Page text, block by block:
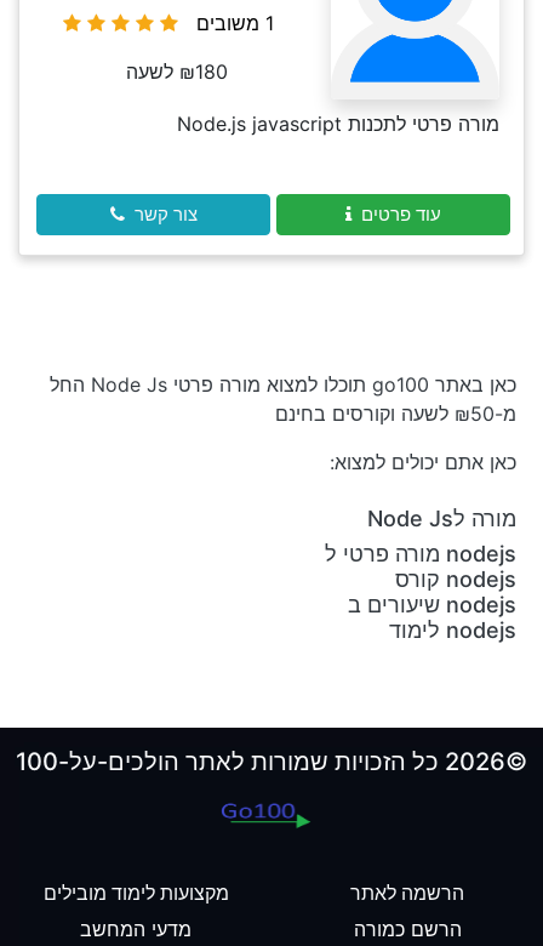
1 משובים
₪180 לשעה
מורה פרטי לתכנות Node.js javascript
עוד פרטים צור קשר
כאן באתר go100 תוכלו למצוא מורה פרטי Node Js החל
מ-₪50 לשעה וקורסים בחינם
כאן אתם יכולים למצוא:
מורה לNode Js
nodejs מורה פרטי ל
nodejs קורס
nodejs שיעורים ב
nodejs לימוד
©2026 כל הזכויות שמורות לאתר הולכים-על-100
הרשמה לאתר
הרשם כמורה
מקצועות לימוד מובילים
מדעי המחשב